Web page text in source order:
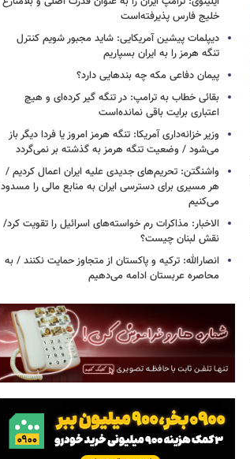
خلیج فارس پذیرفته‌است
دیپلمات پیشین آمریکایی: شاید مجبور شویم کنترل
تنگه هرمز را به ایران بسپاریم
پیمان دفاعی مکه چه بندهایی دارد؟
بقائی خطاب به ترامپ: در تنگه گیر کرده‌ای و هیچ
اعتباری برایت باقی نمانده‌است
وزیر خزانه‌داری آمریکا: تنگه هرمز امروز یا فردا دیگر باز
می‌شود / وضعیت تنگه هرمز به گذشته بر نمی‌گردد
واشنگتن: تحریم‌های جدیدی علیه ایران اعمال کردیم /
هر مسیری برای دسترسی ایران به منابع مالی را مسدود
می‌کنیم
الاخبار: مذاکرات رم خواسته‌های اسرائیل را تقویت کرد/
نقش لبنان چیست؟
انصارالله: ترکیه و پاکستان از متجاوز حمایت نکنند / به
محاصره عربستان ادامه می‌دهیم